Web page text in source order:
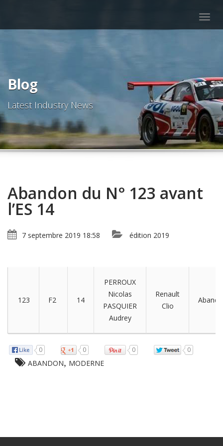
Blog
Latest Industry News
Abandon du N° 123 avant
l’ES 14
7 septembre 2019 18:58 édition 2019
123 F2 14
PERROUX
Nicolas
PASQUIER
Audrey
Renault
Clio
0 0 0 0
ABANDON, MODERNE